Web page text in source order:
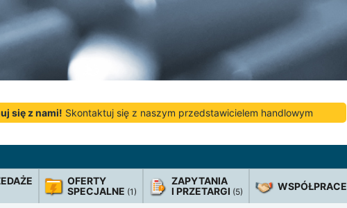
się z nami! Skontaktuj się z naszym przedstawicielem handlowym
OFERTY
SPECJALNE (1)
ZAPYTANIA
I PRZETARGI (5) WSPÓŁPRACE